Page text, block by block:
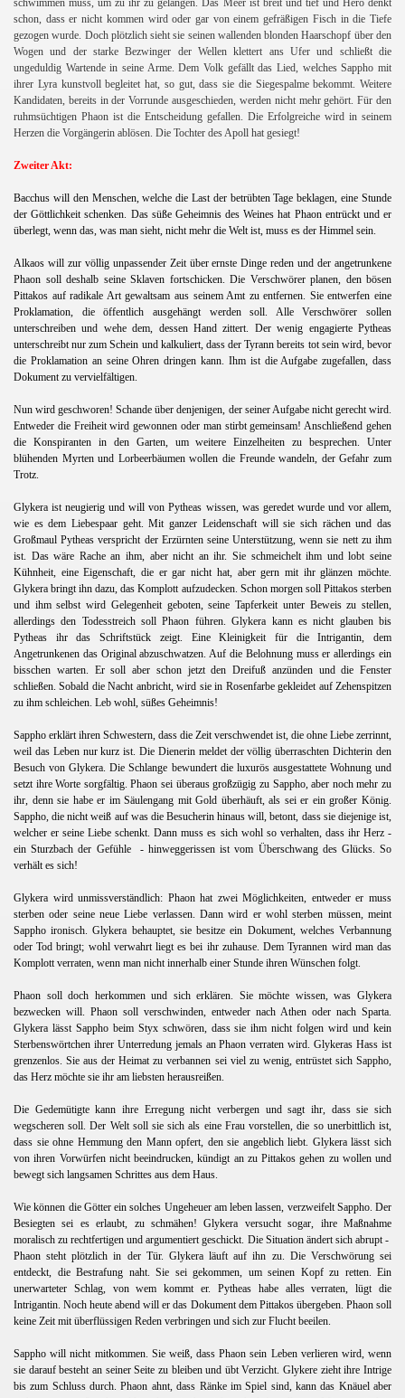
schon, dass er nicht kommen wird oder gar von einem gefräßigen Fisch in die Tiefe
gezogen wurde. Doch plötzlich sieht sie seinen wallenden blonden Haarschopf über den
Wogen und der starke Bezwinger der Wellen klettert ans Ufer und schließt die
ungeduldig Wartende in seine Arme. Dem Volk gefällt das Lied, welches Sappho mit
ihrer Lyra kunstvoll begleitet hat, so gut, dass sie die Siegespalme bekommt. Weitere
Kandidaten, bereits in der Vorrunde ausgeschieden, werden nicht mehr gehört. Für den
ruhmsüchtigen Phaon ist die Entscheidung gefallen. Die Erfolgreiche wird in seinem
Herzen die Vorgängerin ablösen. Die Tochter des Apoll hat gesiegt!
Zweiter Akt:
Bacchus will den Menschen, welche die Last der betrübten Tage beklagen, eine Stunde
der Göttlichkeit schenken. Das süße Geheimnis des Weines hat Phaon entrückt und er
überlegt, wenn das, was man sieht, nicht mehr die Welt ist, muss es der Himmel sein.
Alkaos will zur völlig unpassender Zeit über ernste Dinge reden und der angetrunkene
Phaon soll deshalb seine Sklaven fortschicken. Die Verschwörer planen, den bösen
Pittakos auf radikale Art gewaltsam aus seinem Amt zu entfernen. Sie entwerfen eine
Proklamation, die öffentlich ausgehängt werden soll. Alle Verschwörer sollen
unterschreiben und wehe dem, dessen Hand zittert. Der wenig engagierte Pytheas
unterschreibt nur zum Schein und kalkuliert, dass der Tyrann bereits tot sein wird, bevor
die Proklamation an seine Ohren dringen kann. Ihm ist die Aufgabe zugefallen, dass
Dokument zu vervielfältigen.
Nun wird geschworen! Schande über denjenigen, der seiner Aufgabe nicht gerecht wird.
Entweder die Freiheit wird gewonnen oder man stirbt gemeinsam! Anschließend gehen
die Konspiranten in den Garten, um weitere Einzelheiten zu besprechen. Unter
blühenden Myrten und Lorbeerbäumen wollen die Freunde wandeln, der Gefahr zum
Trotz.
Glykera ist neugierig und will von Pytheas wissen, was geredet wurde und vor allem,
wie es dem Liebespaar geht. Mit ganzer Leidenschaft will sie sich rächen und das
Großmaul Pytheas verspricht der Erzürnten seine Unterstützung, wenn sie nett zu ihm
ist. Das wäre Rache an ihm, aber nicht an ihr. Sie schmeichelt ihm und lobt seine
Kühnheit, eine Eigenschaft, die er gar nicht hat, aber gern mit ihr glänzen möchte.
Glykera bringt ihn dazu, das Komplott aufzudecken. Schon morgen soll Pittakos sterben
und ihm selbst wird Gelegenheit geboten, seine Tapferkeit unter Beweis zu stellen,
allerdings den Todesstreich soll Phaon führen. Glykera kann es nicht glauben bis
Pytheas ihr das Schriftstück zeigt. Eine Kleinigkeit für die Intrigantin, dem
Angetrunkenen das Original abzuschwatzen. Auf die Belohnung muss er allerdings ein
bisschen warten. Er soll aber schon jetzt den Dreifuß anzünden und die Fenster
schließen. Sobald die Nacht anbricht, wird sie in Rosenfarbe gekleidet auf Zehenspitzen
zu ihm schleichen. Leb wohl, süßes Geheimnis!
Sappho erklärt ihren Schwestern, dass die Zeit verschwendet ist, die ohne Liebe zerrinnt,
weil das Leben nur kurz ist. Die Dienerin meldet der völlig überraschten Dichterin den
Besuch von Glykera. Die Schlange bewundert die luxurös ausgestattete Wohnung und
setzt ihre Worte sorgfältig. Phaon sei überaus großzügig zu Sappho, aber noch mehr zu
ihr, denn sie habe er im Säulengang mit Gold überhäuft, als sei er ein großer König.
Sappho, die nicht weiß auf was die Besucherin hinaus will, betont, dass sie diejenige ist,
welcher er seine Liebe schenkt. Dann muss es sich wohl so verhalten, dass ihr Herz -
ein Sturzbach der Gefühle
- hinweggerissen ist vom Überschwang des Glücks. So
verhält es sich!
Glykera wird unmissverständlich: Phaon hat zwei Möglichkeiten, entweder er muss
sterben oder seine neue Liebe verlassen. Dann wird er wohl sterben müssen, meint
Sappho ironisch. Glykera behauptet, sie besitze ein Dokument, welches Verbannung
oder Tod bringt; wohl verwahrt liegt es bei ihr zuhause. Dem Tyrannen wird man das
Komplott verraten, wenn man nicht innerhalb einer Stunde ihren Wünschen folgt.
Phaon soll doch herkommen und sich erklären. Sie möchte wissen, was Glykera
bezwecken will. Phaon soll verschwinden, entweder nach Athen oder nach Sparta.
Glykera lässt Sappho beim Styx schwören, dass sie ihm nicht folgen wird und kein
Sterbenswörtchen ihrer Unterredung jemals an Phaon verraten wird. Glykeras Hass ist
grenzenlos. Sie aus der Heimat zu verbannen sei viel zu wenig, entrüstet sich Sappho,
das Herz möchte sie ihr am liebsten herausreißen.
Die Gedemütigte kann ihre Erregung nicht verbergen und sagt ihr, dass sie sich
wegscheren soll. Der Welt soll sie sich als eine Frau vorstellen, die so unerbittlich ist,
dass sie ohne Hemmung den Mann opfert, den sie angeblich liebt. Glykera lässt sich
von ihren Vorwürfen nicht beeindrucken, kündigt an zu Pittakos gehen zu wollen und
bewegt sich langsamen Schrittes aus dem Haus.
Wie können die Götter ein solches Ungeheuer am leben lassen, verzweifelt Sappho. Der
Besiegten sei es erlaubt, zu schmähen! Glykera versucht sogar, ihre Maßnahme
moralisch zu rechtfertigen und argumentiert geschickt. Die Situation ändert sich abrupt -
Phaon steht plötzlich in der Tür. Glykera läuft auf ihn zu. Die Verschwörung sei
entdeckt, die Bestrafung naht. Sie sei gekommen, um seinen Kopf zu retten. Ein
unerwarteter Schlag, von wem kommt er. Pytheas habe alles verraten, lügt die
Intrigantin. Noch heute abend will er das Dokument dem Pittakos übergeben. Phaon soll
keine Zeit mit überflüssigen Reden verbringen und sich zur Flucht beeilen.
Sappho will nicht mitkommen. Sie weiß, dass Phaon sein Leben verlieren wird, wenn
sie darauf besteht an seiner Seite zu bleiben und übt Verzicht. Glykere zieht ihre Intrige
bis zum Schluss durch. Phaon ahnt, dass Ränke im Spiel sind, kann das Knäuel aber